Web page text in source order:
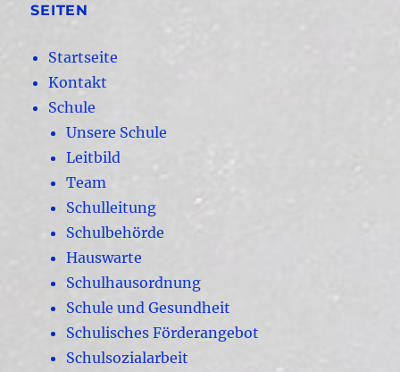
SEITEN
Startseite
Kontakt
Schule
Unsere Schule
Leitbild
Team
Schulleitung
Schulbehörde
Hauswarte
Schulhausordnung
Schule und Gesundheit
Schulisches Förderangebot
Schulsozialarbeit